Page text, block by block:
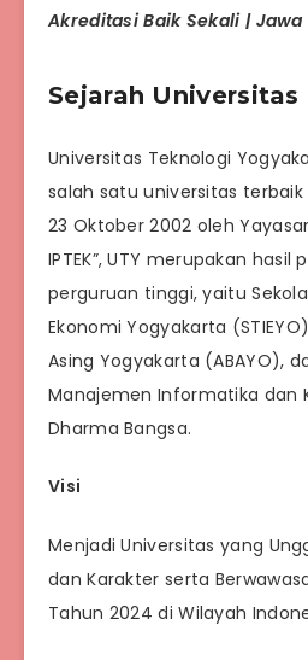
Akreditasi Baik Sekali | Jawa
Sejarah Universitas
Universitas Teknologi
salah satu universitas terbaik
23 Oktober 2002 oleh
IPTEK”, UTY merupakan
perguruan tinggi, yaitu
Ekonomi Yogyakarta
Asing Yogyakarta (ABAYO),
Manajemen Informatika dan
Dharma Bangsa.
Visi
Menjadi Universitas yang
dan Karakter serta
Tahun 2024 di Wilayah